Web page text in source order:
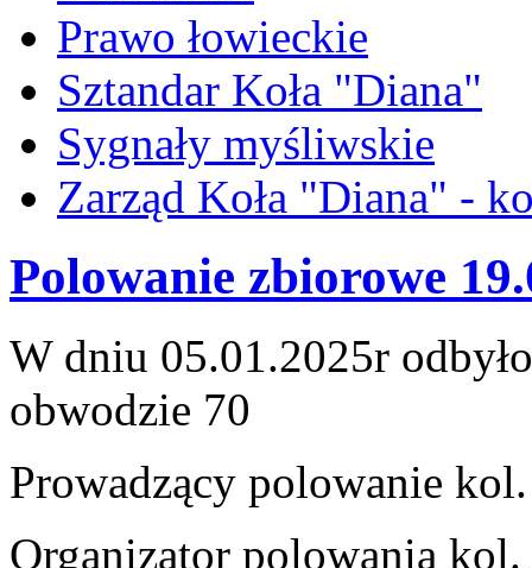
Prawo łowieckie
Sztandar Koła "Diana"
Sygnały myśliwskie
Zarząd Koła "Diana" -
Polowanie zbiorowe
W dniu 05.01.2025r
obwodzie 70
Prowadzący polowanie
Organizator polowania kol.